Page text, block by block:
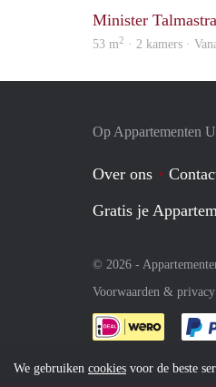
Minister
53 m2 · 2 kamers ·
Op Appartementen
Over ons
Gratis je
© 2026 -
Voorwaarden & privacy
We gebruiken cookies voor de beste